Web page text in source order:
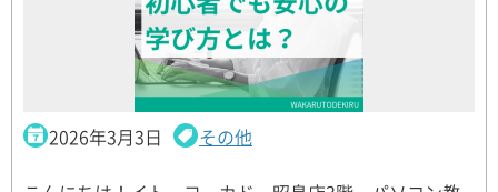
2026年3月3日 その他